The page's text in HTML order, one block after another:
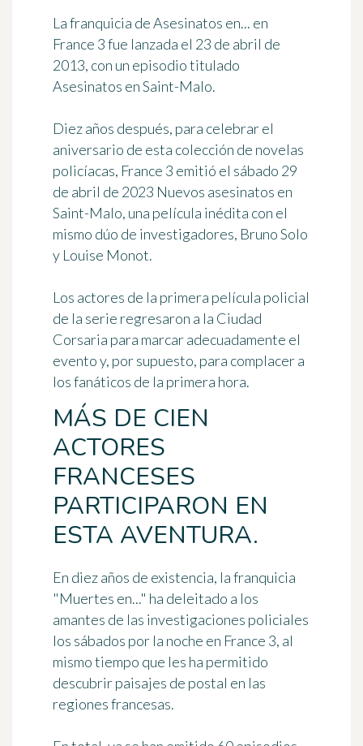
La franquicia deAsesinatos en... en
France 3 fue lanzada el 23 de abril de
2013, con un episodio titulado
Asesinatos en Saint-Malo.
Diez años después, para celebrar el
aniversario de esta colección de novelas
policíacas, France 3 emitió el sábado 29
de abril de 2023 Nuevos asesinatos en
Saint-Malo, una película inédita con el
mismo dúo de investigadores, Bruno Solo
y Louise Monot.
Los actores de la primera película policial
de la serie regresaron a la Ciudad
Corsaria para marcar adecuadamente el
evento y, por supuesto, para complacer a
los fanáticos de la primera hora.
MÁS DE CIEN
ACTORES
FRANCESES
PARTICIPARON EN
ESTA AVENTURA.
En diez años de existencia, la franquicia
"Muertes en..." ha deleitado a los
amantes de las investigaciones policiales
los sábados por la noche en France 3, al
mismo tiempo que les ha permitido
descubrir paisajes de postal en las
regiones francesas.